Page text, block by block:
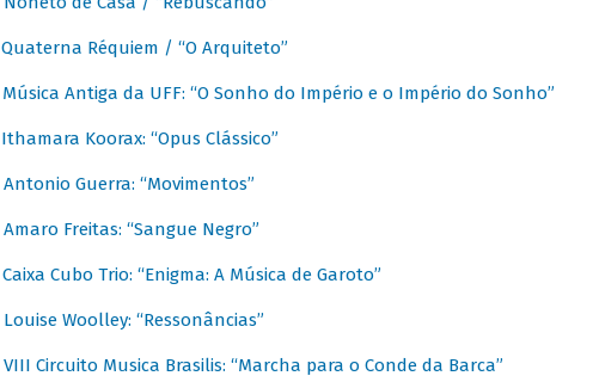
Quaterna Réquiem / “O Arquiteto”
Música Antiga da UFF: “O Sonho do Império e o Império do Sonho”
Ithamara Koorax: “Opus Clássico”
Antonio Guerra: “Movimentos”
Amaro Freitas: “Sangue Negro”
Caixa Cubo Trio: “Enigma: A Música de Garoto”
Louise Woolley: “Ressonâncias”
VIII Circuito Musica Brasilis: “Marcha para o Conde da Barca”